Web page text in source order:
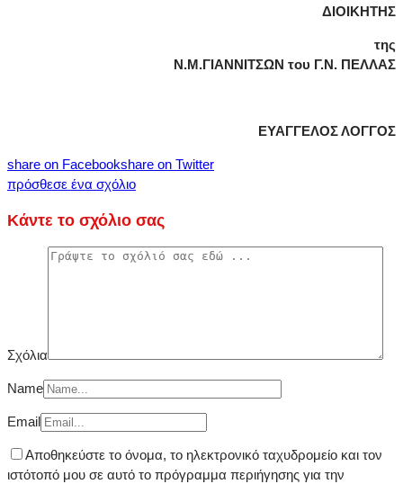
ΔΙΟΙΚΗΤΗΣ
της
Ν.Μ.ΓΙΑΝΝΙΤΣΩΝ του Γ.Ν. ΠΕΛΛΑΣ
ΕΥΑΓΓΕΛΟΣ ΛΟΓΓΟΣ
share on Facebookshare on Twitter
πρόσθεσε ένα σχόλιο
Κάντε το σχόλιο σας
Σχόλια
Name
Email
Αποθηκεύστε το όνομα, το ηλεκτρονικό ταχυδρομείο και τον
ιστότοπό μου σε αυτό το πρόγραμμα περιήγησης για την